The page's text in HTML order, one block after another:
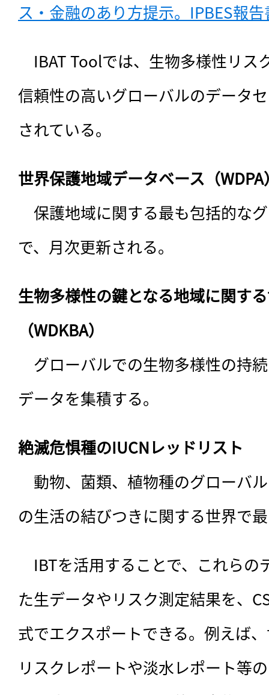
ス・金融のあり方提示。IPBES報
IBAT Toolでは、生物多様性リス
信頼性の高いグローバルのデータ
されている。
世界保護地域データベース（WDPA
保護地域に関する最も包括的な
で、月次更新される。
生物多様性の鍵となる地域に関す
（WDKBA）
グローバルでの生物多様性の持
データを集積する。
絶滅危惧種のIUCNレッドリスト
動物、菌類、植物種のグローバ
の生活の結びつきに関する世界で
IBTを活用することで、これらの
た生データやリスク測定結果を、
式でエクスポートできる。例えば
リスクレポートや淡水レポート等